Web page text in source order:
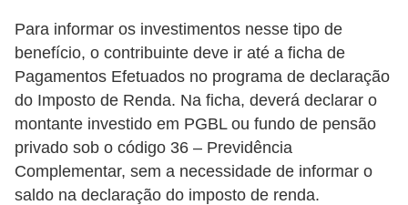
Para informar os investimentos nesse tipo de
benefício, o contribuinte deve ir até a ficha de
Pagamentos Efetuados no programa de declaração
do Imposto de Renda. Na ficha, deverá declarar o
montante investido em PGBL ou fundo de pensão
privado sob o código 36 – Previdência
Complementar, sem a necessidade de informar o
saldo na declaração do imposto de renda.
s
C
â
m
b
i
o